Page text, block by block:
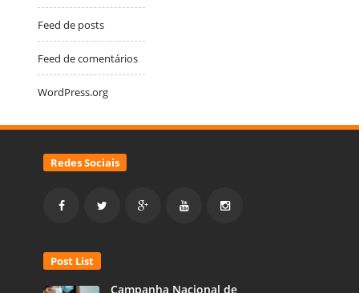
Feed de posts
Feed de comentários
WordPress.org
Redes Sociais
Post List
Campanha Nacional de